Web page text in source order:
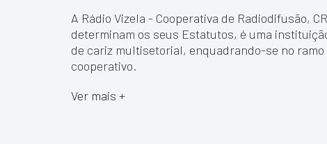
A Rádio Vizela - Cooperativa de Radiodifusão,
determinam os seus Estatutos, é uma
de cariz multisetorial, enquadrando-se no
cooperativo.
Ver mais +